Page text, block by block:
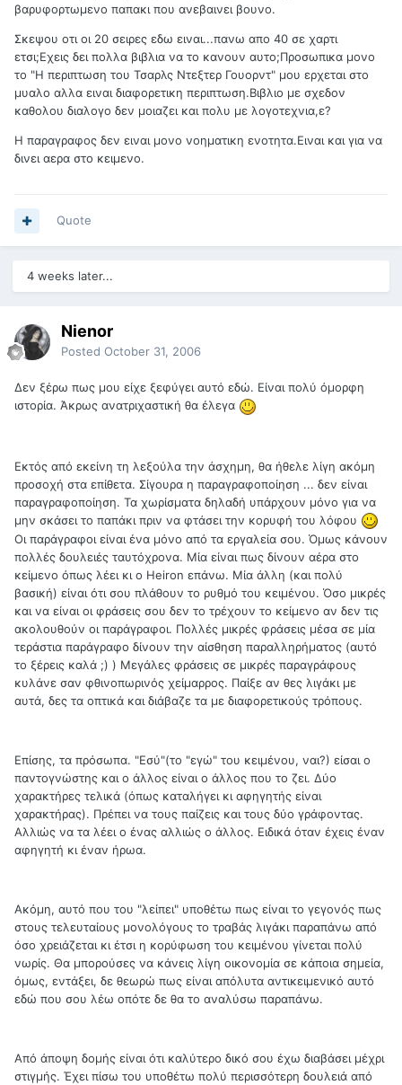
βαρυφορτωμενο παπακι που ανεβαινει βουνο.
Σκεψου οτι οι 20 σειρες εδω ειναι...πανω απο 40 σε χαρτι
ετσι;Εχεις δει πολλα βιβλια να το κανουν αυτο;Προσωπικα μονο
το "Η περιπτωση του Τσαρλς Ντεξτερ Γουορντ" μου ερχεται στο
μυαλο αλλα ειναι διαφορετικη περιπτωση.Βιβλιο με σχεδον
καθολου διαλογο δεν μοιαζει και πολυ με λογοτεχνια,ε?
Η παραγραφος δεν ειναι μονο νοηματικη ενοτητα.Ειναι και για να
δινει αερα στο κειμενο.
Quote
4 weeks later...
Nienor
Posted October 31, 2006
Δεν ξέρω πως μου είχε ξεφύγει αυτό εδώ. Είναι πολύ όμορφη
ιστορία. Άκρως ανατριχαστική θα έλεγα
Εκτός από εκείνη τη λεξούλα την άσχημη, θα ήθελε λίγη ακόμη
προσοχή στα επίθετα. Σίγουρα η παραγραφοποίηση ... δεν είναι
παραγραφοποίηση. Τα χωρίσματα δηλαδή υπάρχουν μόνο για να
μην σκάσει το παπάκι πριν να φτάσει την κορυφή του λόφου
Οι παράγραφοι είναι ένα μόνο από τα εργαλεία σου. Όμως κάνουν
πολλές δουλειές ταυτόχρονα. Μία είναι πως δίνουν αέρα στο
κείμενο όπως λέει κι ο Heiron επάνω. Μία άλλη (και πολύ
βασική) είναι ότι σου πλάθουν το ρυθμό του κειμένου. Όσο μικρές
και να είναι οι φράσεις σου δεν το τρέχουν το κείμενο αν δεν τις
ακολουθούν οι παράγραφοι. Πολλές μικρές φράσεις μέσα σε μία
τεράστια παράγραφο δίνουν την αίσθηση παραλληρήματος (αυτό
το ξέρεις καλά ;) ) Μεγάλες φράσεις σε μικρές παραγράφους
κυλάνε σαν φθινοπωρινός χείμαρρος. Παίξε αν θες λιγάκι με
αυτά, δες τα οπτικά και διάβαζε τα με διαφορετικούς τρόπους.
Επίσης, τα πρόσωπα. "Εσύ"(το "εγώ" του κειμένου, ναι?) είσαι ο
παντογνώστης και ο άλλος είναι ο άλλος που το ζει. Δύο
χαρακτήρες τελικά (όπως καταλήγει κι αφηγητής είναι
χαρακτήρας). Πρέπει να τους παίζεις και τους δύο γράφοντας.
Αλλιώς να τα λέει ο ένας αλλιώς ο άλλος. Ειδικά όταν έχεις έναν
αφηγητή κι έναν ήρωα.
Ακόμη, αυτό που του "λείπει" υποθέτω πως είναι το γεγονός πως
στους τελευταίους μονολόγους το τραβάς λιγάκι παραπάνω από
όσο χρειάζεται κι έτσι η κορύφωση του κειμένου γίνεται πολύ
νωρίς. Θα μπορούσες να κάνεις λίγη οικονομία σε κάποια σημεία,
όμως, εντάξει, δε θεωρώ πως είναι απόλυτα αντικειμενικό αυτό
εδώ που σου λέω οπότε δε θα το αναλύσω παραπάνω.
Από άποψη δομής είναι ότι καλύτερο δικό σου έχω διαβάσει μέχρι
στιγμής. Έχει πίσω του υποθέτω πολύ περισσότερη δουλειά από